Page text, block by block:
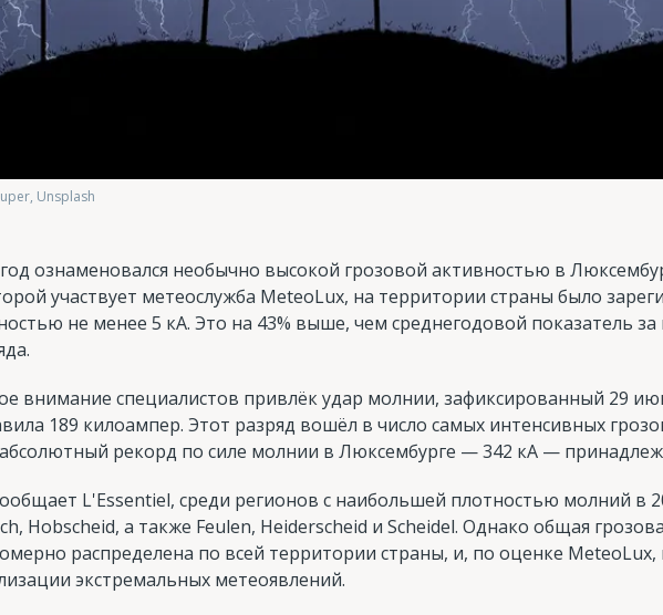
Unsplash
ознаменовался необычно высокой грозовой активностью в
участвует метеослужба MeteoLux, на территории страны было
не менее 5 кА. Это на 43% выше, чем среднегодовой показатель за
внимание специалистов привлёк удар молнии, зафиксированный 29
189 килоампер. Этот разряд вошёл в число самых интенсивных
рекорд по силе молнии в Люксембурге — 342 кА —
L'Essentiel, cреди регионов с наибольшей плотностью молний в
Hobscheid, а также Feulen, Heiderscheid и Scheidel. Однако общая
распределена по всей территории страны, и, по оценке
экстремальных метеоявлений.